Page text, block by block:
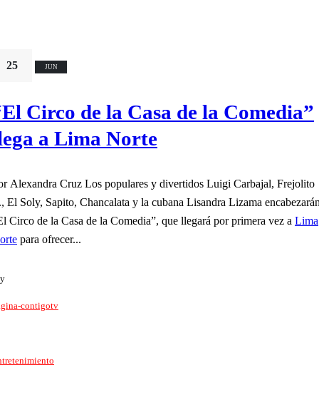
25 JUN
Circo de la Casa de la Comedia”
a Lima Norte
Cruz Los populares y divertidos Luigi Carbajal, Frejolito
El Soly, Sapito, Chancalata y la cubana Lisandra Lizama
Circo de la Casa de la Comedia”, que llegará por primera vez a Lima
para ofrecer...
contigotv